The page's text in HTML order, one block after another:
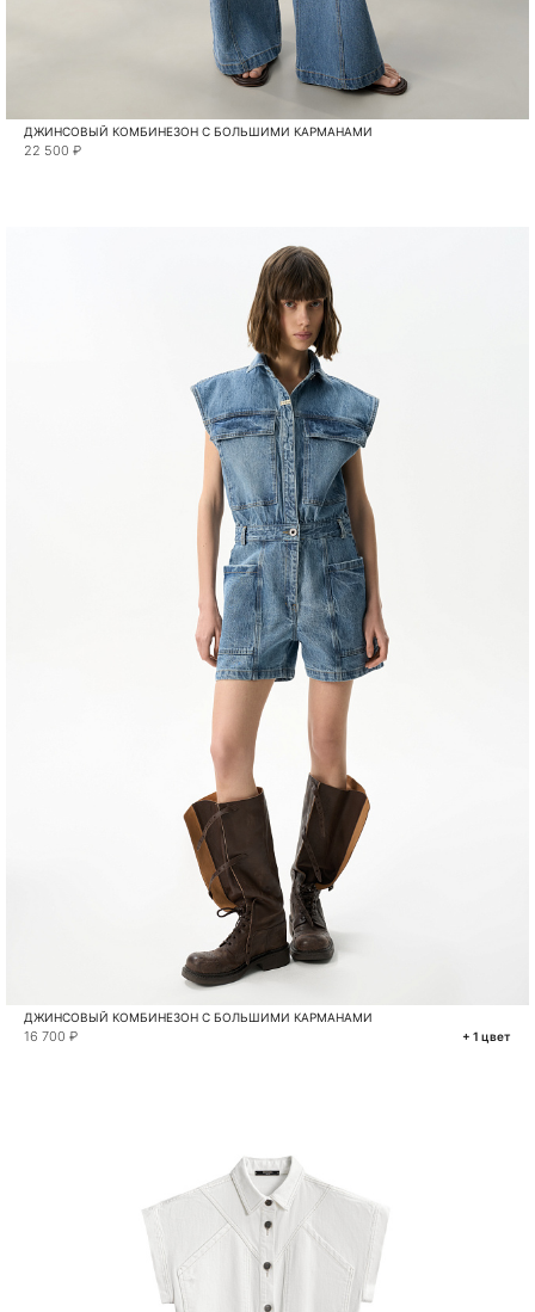
ДЖИНСОВЫЙ КОМБИНЕЗОН С БОЛЬШИМИ КАРМАНАМИ
22 500 ₽
ДЖИНСОВЫЙ КОМБИНЕЗОН С БОЛЬШИМИ КАРМАНАМИ
16 700 ₽ + 1 цвет